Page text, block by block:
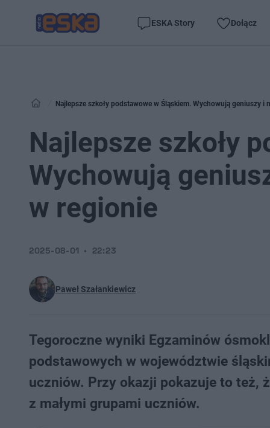
ESKA Story Dołącz
Najlepsze szkoły podstawowe w Śląskiem. Wychowują geniuszy i
Najlepsze szkoły
Wychowują
w regionie
Paweł Szałankiewicz
2025-08-01 22:23
Tegoroczne wyniki Egzaminów
podstawowych w województwie
uczniów. Przy okazji pokazuje to też,
z małymi grupami uczniów.